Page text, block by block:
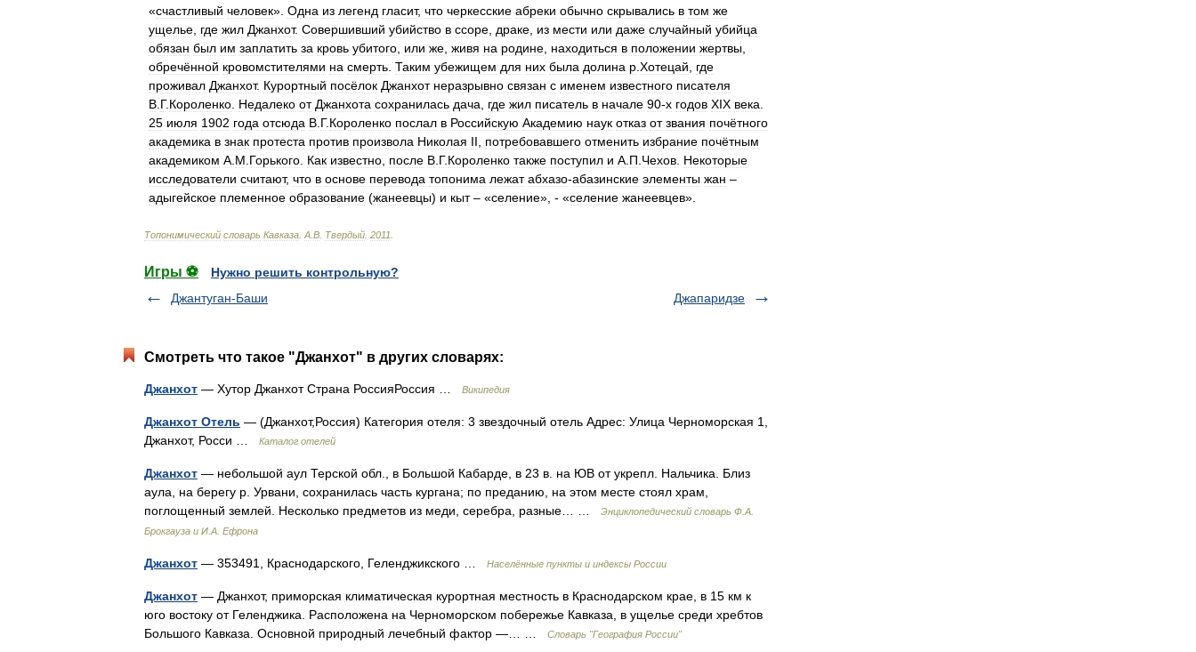
«счастливый человек». Одна из легенд гласит, что черкесские абреки обычно скрывались в том же
ущелье где жил Джанхот. Совершивший убийство в ссоре драке из мести или даже случайный убийца
обязан был им заплатить за кровь убитого или же живя на родине находиться в положении жертвы
обречённой кровомстителями на смерть Таким убежищем для них была долина р Хотецай
где
проживал Джанхот. Курортный посёлок Джанхот неразрывно связан с именем известного писателя
В Г.Короленко Недалеко от Джанхота сохранилась дача где жил писатель в начале 90-х годов XIX века
25 июля 1902 года отсюда В Г.Короленко послал в Российскую Академию наук отказ от звания почётного
академика в знак протеста против произвола Николая II потребовавшего отменить избрание почётным
академиком А М Горького Как известно после В Г.Короленко также поступил и А П Чехов Некоторые
исследователи считают, что в основе перевода топонима лежат абхазо-абазинские элементы жан –
адыгейское племенное образование (жанеевцы) и кыт– «селение», - «селение жанеевцев».
Топонимический словарь Кавказа А В Твердый 2011
Игры ⚽
Нужно решить контрольную?
Джантуган-Баши
Джапаридзе
Смотреть что такое "Джанхот" в других словарях:
Джанхот — Хутор Джанхот Страна РоссияРоссия … Википедия
Джанхот Отель — (Джанхот,Россия) Категория отеля: 3 звездочный отель Адрес: Улица Черноморская 1,
Джанхот, Росси …
Каталог отелей
Джанхот — небольшой аул Терской обл., в Большой Кабарде, в 23 в. на ЮВ от укрепл. Нальчика. Близ
аула, на берегу р. Урвани, сохранилась часть кургана; по преданию, на этом месте стоял храм,
поглощенный землей. Несколько предметов из меди, серебра, разные… …
Энциклопедический словарь Ф.А.
Брокгауза и И.А. Ефрона
Джанхот — 353491, Краснодарского, Геленджикского … Населённые пункты и индексы России
Джанхот — Джанхот, приморская климатическая курортная местность в Краснодарском крае, в 15 км к
юго востоку от Геленджика. Расположена на Черноморском побережье Кавказа, в ущелье среди хребтов
Большого Кавказа. Основной природный лечебный фактор —… …
Словарь "География России"